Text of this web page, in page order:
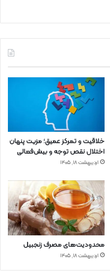
خلاقیت و تمرکز عمیق؛ مزیت پنهان
اختلال نقص توجه و بیش‌فعالی
اردیبهشت ۱۸, ۱۴۰۵
محدودیت‌های مصرف زنجبیل
اردیبهشت ۱۸, ۱۴۰۵